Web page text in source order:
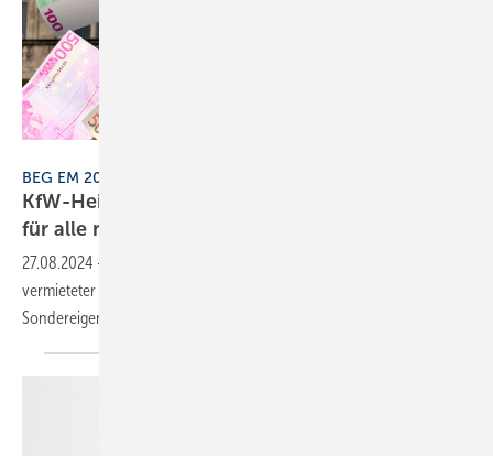
BEG EM 2024
KfW-Heizungs­förderung: Antrag­stellung jetzt
für alle mög­lich
27.08.2024 -
vermieteter Einfamilienhäuser sowie WEG bei Maßnahmen am
Sondereigentum die Heizungsförderung bei der KfW